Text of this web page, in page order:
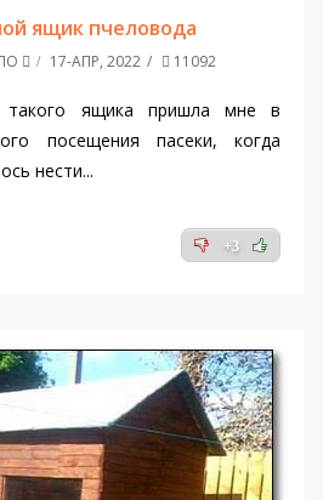
ящик пчеловода
17-АПР, 2022 11092
такого ящика пришла мне в
посещения пасеки, когда
нести...
+3